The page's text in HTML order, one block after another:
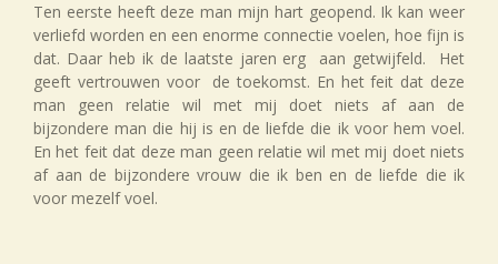
Ten eerste heeft deze man mijn hart geopend. Ik kan weer
verliefd worden en een enorme connectie voelen, hoe fijn is
dat. Daar heb ik de laatste jaren erg aan getwijfeld. Het
geeft vertrouwen voor de toekomst. En het feit dat deze
man geen relatie wil met mij doet niets af aan de
bijzondere man die hij is en de liefde die ik voor hem voel.
En het feit dat deze man geen relatie wil met mij doet niets
af aan de bijzondere vrouw die ik ben en de liefde die ik
voor mezelf voel.